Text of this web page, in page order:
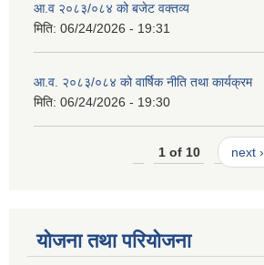
आ.व २०८३/०८४ को बजेट वक्तव्य
मिति: 06/24/2026 - 19:31
आ.व. २०८३/०८४ को वार्षिक नीति तथा कार्यक्रम
मिति: 06/24/2026 - 19:30
1 of 10 next ›
योजना तथा परियोजना